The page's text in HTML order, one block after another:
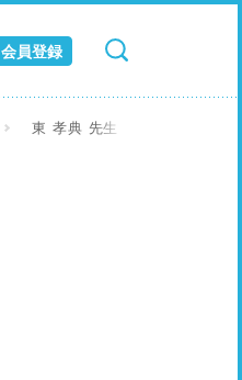
会員登録キャンセル
東 孝典 先生